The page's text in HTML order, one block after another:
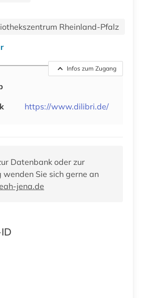
Rheinland-Pfalz
Infos zum Zugang
https://www.dilibri.de/
Datenbank oder zur
wenden Sie sich gerne an
jena.de